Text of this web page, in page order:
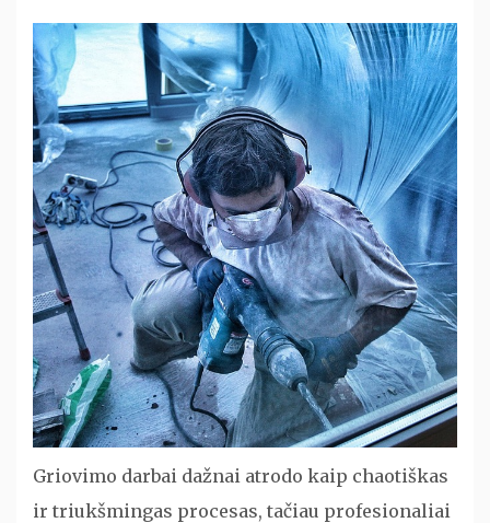
Griovimo darbai dažnai atrodo kaip chaotiškas
ir triukšmingas procesas, tačiau profesionaliai